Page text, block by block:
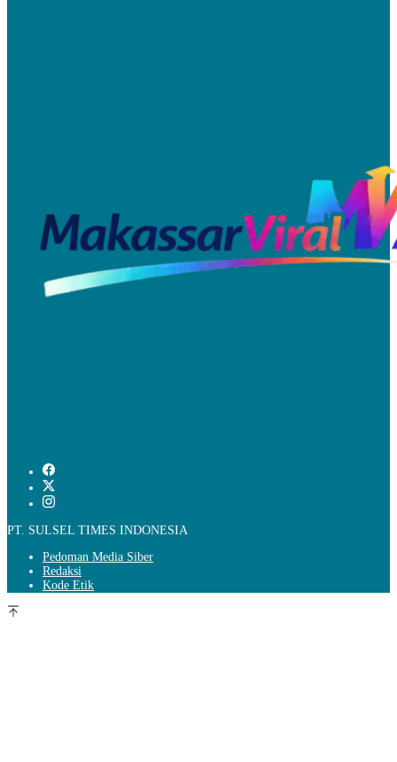
PT. SULSEL TIMES INDONESIA
Pedoman Media Siber
Redaksi
Kode Etik